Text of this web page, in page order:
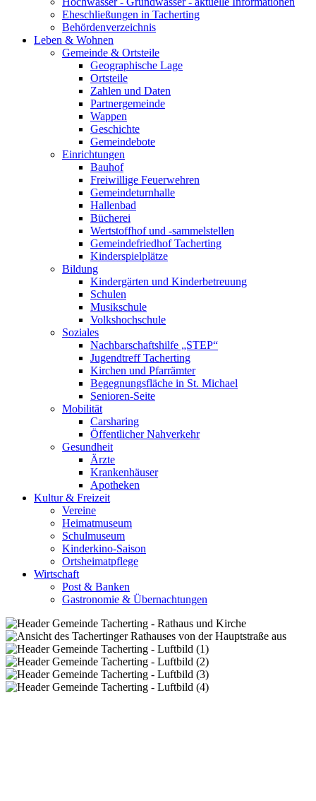
Eheschließungen in Tacherting
Behördenverzeichnis
Leben & Wohnen
Gemeinde & Ortsteile
Geographische Lage
Ortsteile
Zahlen und Daten
Partnergemeinde
Wappen
Geschichte
Gemeindebote
Einrichtungen
Bauhof
Freiwillige Feuerwehren
Gemeindeturnhalle
Hallenbad
Bücherei
Wertstoffhof und -sammelstellen
Gemeindefriedhof Tacherting
Kinderspielplätze
Bildung
Kindergärten und Kinderbetreuung
Schulen
Musikschule
Volkshochschule
Soziales
Nachbarschaftshilfe „STEP“
Jugendtreff Tacherting
Kirchen und Pfarrämter
Begegnungsfläche in St. Michael
Senioren-Seite
Mobilität
Carsharing
Öffentlicher Nahverkehr
Gesundheit
Ärzte
Krankenhäuser
Apotheken
Kultur & Freizeit
Vereine
Heimatmuseum
Schulmuseum
Kinderkino-Saison
Ortsheimatpflege
Wirtschaft
Post & Banken
Gastronomie & Übernachtungen